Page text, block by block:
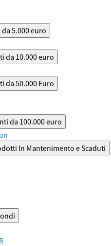
5.000 euro
da 10.000 euro
da 50.000 Euro
da 100.000 euro
In Mantenimento e Scaduti